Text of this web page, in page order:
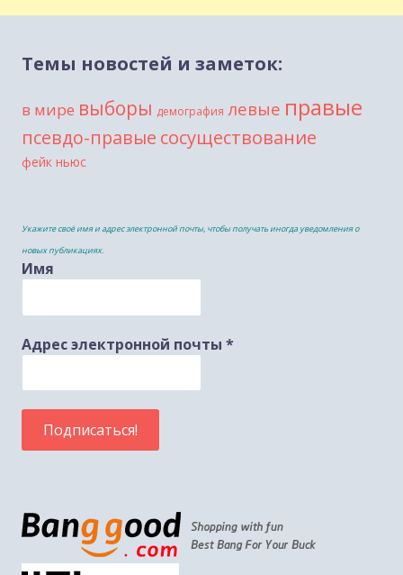
Темы новостей и заметок:
в мире выборы демография левые правые
псевдо-правые сосуществование
фейк ньюс
Укажите своё имя и адрес электронной почты, чтобы получать иногда уведомления о
новых публикациях.
Имя
Адрес электронной почты *